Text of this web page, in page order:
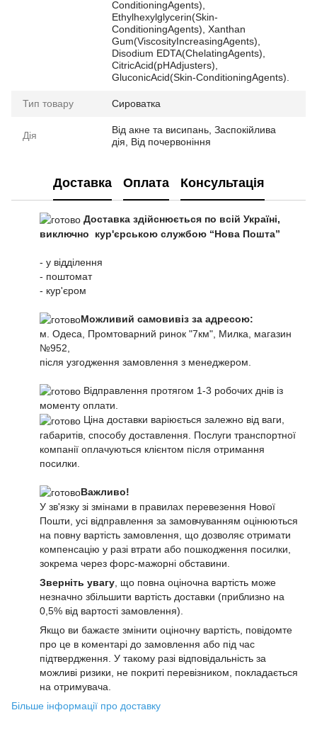
ConditioningAgents),
Ethylhexylglycerin(Skin-
ConditioningAgents), Xanthan
Gum(ViscosityIncreasingAgents),
Disodium EDTA(ChelatingAgents),
CitricAcid(pHAdjusters),
GluconicAcid(Skin-ConditioningAgents).
Тип товару Сироватка
Дія
Від акне та висипань, Заспокійлива
дія, Від почервоніння
Доставка Оплата Консультація
Доставка здійснюється по всій Україні,
виключно кур'єрською службою “Нова Пошта”
- у відділення
- поштомат
- кур'єром
Можливий самовивіз за адресою:
м. Одеса, Промтоварний ринок "7км", Милка, магазин
№952,
після узгодження замовлення з менеджером.
Відправлення протягом 1-3 робочих днів із
моменту оплати.
Ціна доставки варіюється залежно від ваги,
габаритів, способу доставлення. Послуги транспортної
компанії оплачуються клієнтом після отримання
посилки.
Важливо!
У зв'язку зі змінами в правилах перевезення Нової
Пошти, усі відправлення за замовчуванням оцінюються
на повну вартість замовлення, що дозволяє отримати
компенсацію у разі втрати або пошкодження посилки,
зокрема через форс-мажорні обставини.
Зверніть увагу , що повна оціночна вартість може
незначно збільшити вартість доставки (приблизно на
0,5% від вартості замовлення).
Якщо ви бажаєте змінити оціночну вартість, повідомте
про це в коментарі до замовлення або під час
підтвердження. У такому разі відповідальність за
можливі ризики, не покриті перевізником, покладається
на отримувача.
Більше інформації про доставку